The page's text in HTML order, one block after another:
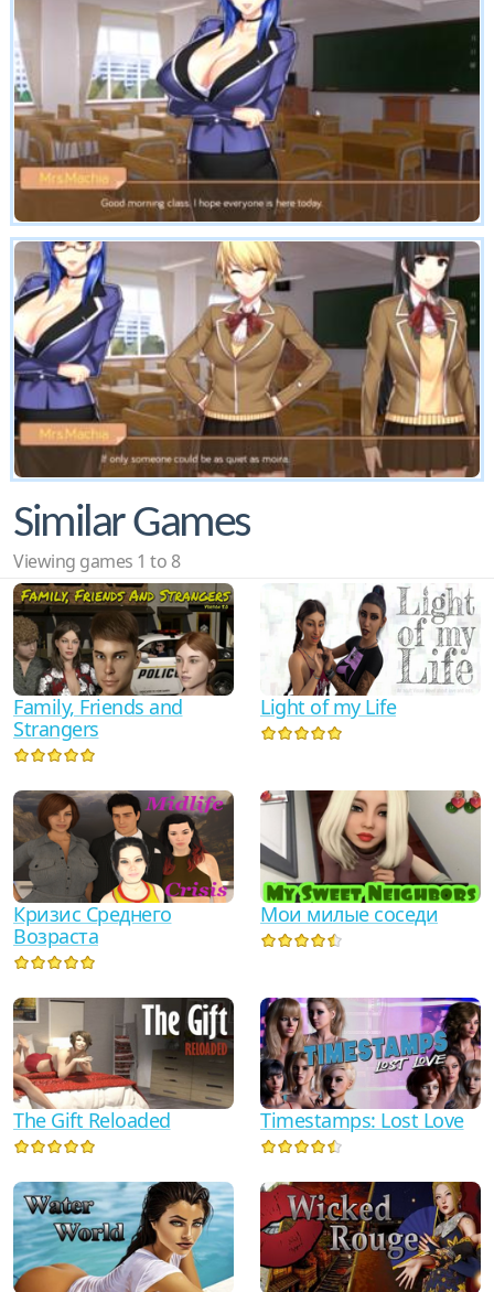
Similar Games
Viewing games 1 to 8
Family, Friends and
Strangers
Light of my Life
Кризис Среднего
Возраста
Мои милые соседи
The Gift Reloaded Timestamps: Lost Love